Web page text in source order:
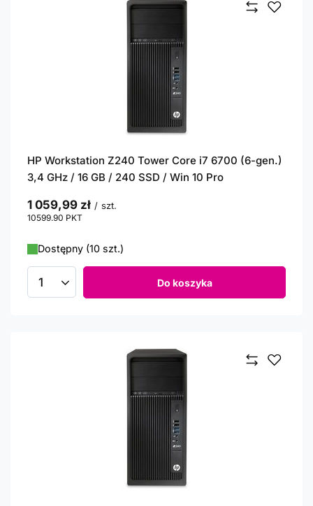
HP Workstation Z240 Tower Core i7 6700 (6-gen.)
3,4 GHz / 16 GB / 240 SSD / Win 10 Pro
1 059,99 zł / szt.
10599.90 PKT
Dostępny (10 szt.)
Ilość produktów Do koszyka